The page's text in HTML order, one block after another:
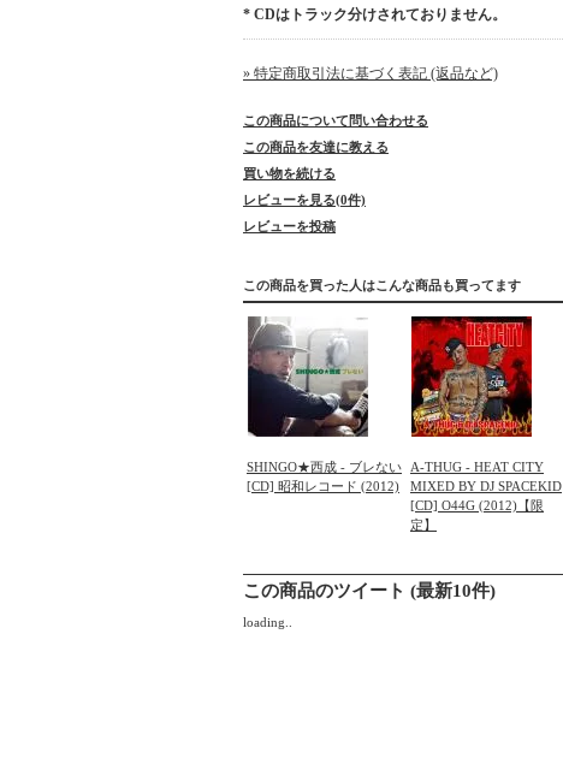
* CDはトラック分けされておりません。
» 特定商取引法に基づく表記 (返品など)
この商品について問い合わせる
この商品を友達に教える
買い物を続ける
レビューを見る(0件)
レビューを投稿
この商品を買った人はこんな商品も買ってます
SHINGO★西成 - ブレない
[CD] 昭和レコード (2012)
A-THUG - HEAT CITY
MIXED BY DJ SPACEKID
[CD] O44G (2012)【限
定】
この商品のツイート (最新10件)
loading..